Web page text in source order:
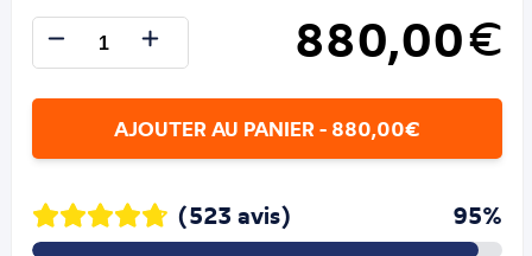
880,00€
AJOUTER AU PANIER - 880,00€
(523 avis) 95%